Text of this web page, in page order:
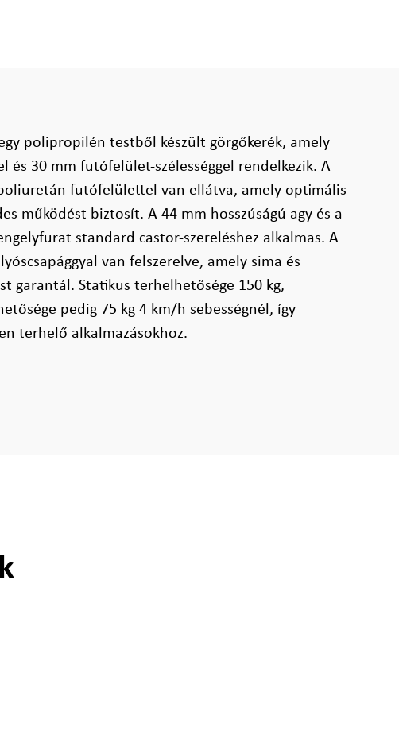
polipropilén testből készült görgőkerék, amely
és 30 mm futófelület-szélességgel rendelkezik. A
futófelülettel van ellátva, amely optimális
működést biztosít. A 44 mm hosszúságú agy és a
standard castor-szereléshez alkalmas. A
van felszerelve, amely sima és
garantál. Statikus terhelhetősége 150 kg,
pedig 75 kg 4 km/h sebességnél, így
terhelő alkalmazásokhoz.